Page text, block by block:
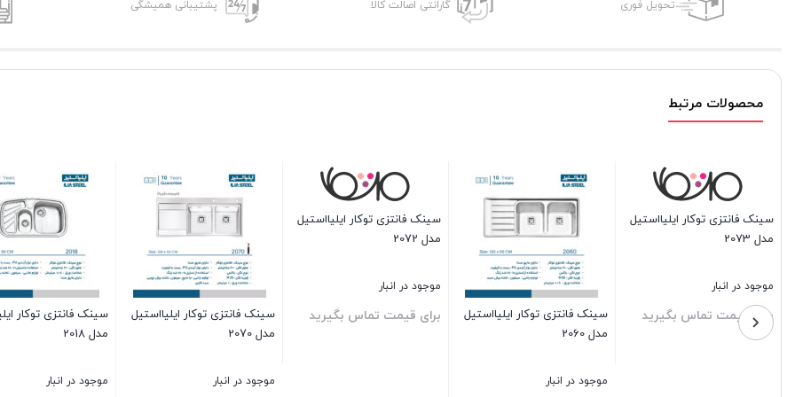
تحویل فوری گارانتی اصالت کالا پشتیبانی همیشگی
محصولات مرتبط
توکار ایلیااستیل
انبار
تماس بگیرید
سینک فانتزی توکار ایلیااستیل
موجود در انبار
سینک فانتزی توکار ایلیااستیل
سینک فانتزی توکار ایلیااستیل
موجود در انبار
سینک فانتزی توکار ایلیااستیل
موجود در انبار